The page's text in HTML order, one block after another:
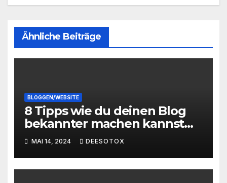
Ähnliche Beiträge
BLOGGEN/WEBSITE
8 Tipps wie du deinen Blog
bekannter machen kannst
und mehr Traffic bekommst
MAI 14, 2024 DEESOTOX